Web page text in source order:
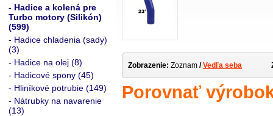
- Hadice a kolená pre
Turbo motory (Silikón)
(599)
- Hadice chladenia (sady)
(3)
- Hadice na olej (8)
- Hadicové spony (45)
- Hliníkové potrubie (149)
- Nátrubky na navarenie
(13)
Zobrazenie: Zoznam / Vedľa seba
Porovnať